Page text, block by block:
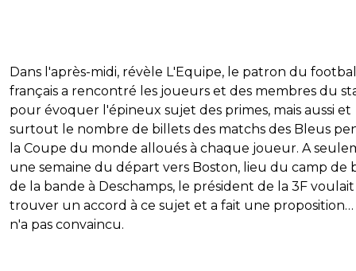
Dans l'après-midi, révèle L'Equipe, le patron du
français a rencontré les joueurs et des membres du
pour évoquer l'épineux sujet des primes, mais aussi et
surtout le nombre de billets des matchs des Bleus
la Coupe du monde alloués à chaque joueur. A
une semaine du départ vers Boston, lieu du camp de
de la bande à Deschamps, le président de la 3F voulait
trouver un accord à ce sujet et a fait une
n'a pas convaincu.